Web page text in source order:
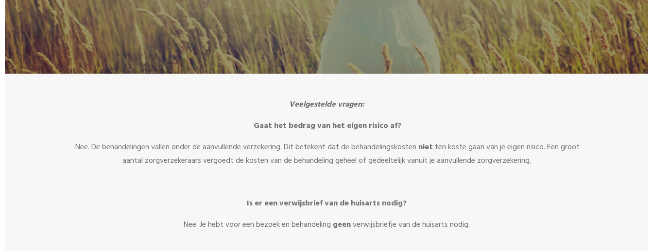
Veelgestelde vragen:
Gaat het bedrag van het eigen risico af?
Nee. De behandelingen vallen onder de aanvullende verzekering. Dit betekent dat de behandelingskosten niet ten koste gaan van je eigen risico.Een groot
aantal zorgverzekeraars vergoedt de kosten van de behandeling geheel of gedeeltelijk vanuit je aanvullende zorgverzekering.
Is er een verwijsbrief van de huisarts nodig?
Nee. Je hebt voor een bezoek en behandeling geenverwijsbriefje van de huisarts nodig.